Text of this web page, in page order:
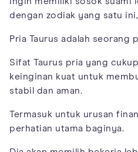
dengan zodiak yang satu
Pria Taurus adalah seorang
Sifat Taurus pria yang
keinginan kuat untuk
stabil dan aman.
Termasuk untuk urusan
perhatian utama baginya.